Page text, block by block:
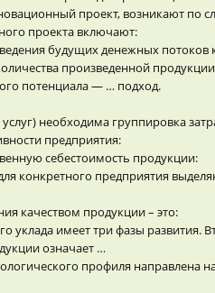
проект, возникают
проекта включают:
будущих денежных потоков
произведенной
потенциала — … подход.
необходима группировка
предприятия:
себестоимость продукции:
конкретного предприятия
качеством продукции – это:
уклада имеет три фазы развития.
означает …
профиля направлена